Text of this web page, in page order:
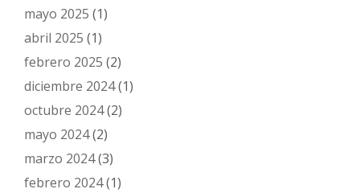
mayo 2025 (1)
abril 2025 (1)
febrero 2025 (2)
diciembre 2024(1)
octubre 2024(2)
mayo 2024(2)
marzo 2024(3)
febrero 2024(1)